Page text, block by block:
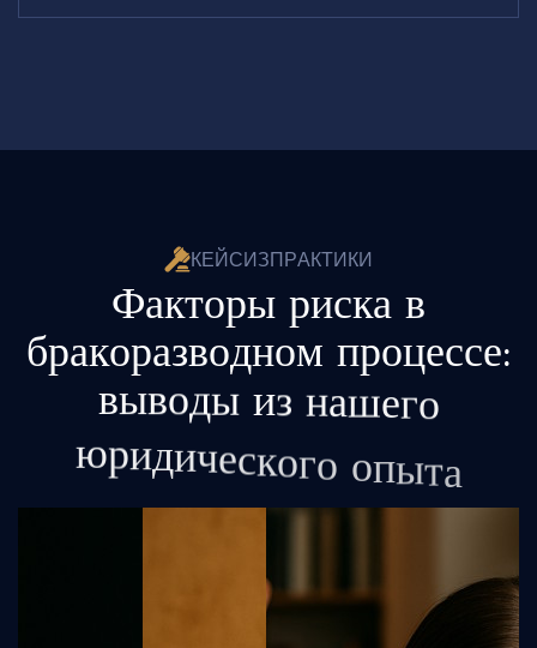
КЕЙСИЗПРАКТИКИ
Факторы риска в
бракоразводном процессе:
выводы из нашего
юридического о